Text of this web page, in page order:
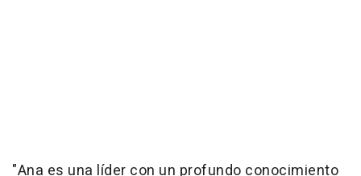
"Ana es una líder con un profundo conocimiento